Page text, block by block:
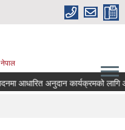
आधारित अनुदान कार्यक्रमको लागि